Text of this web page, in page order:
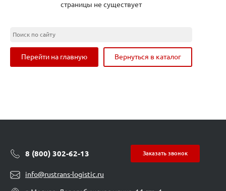
страницы не существует
Перейти на главную Вернуться в каталог
8 (800) 302-62-13 Заказать звонок
info@rustrans-logistic.ru